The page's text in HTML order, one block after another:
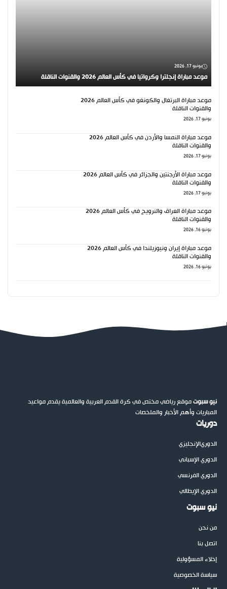
يونيو 17, 2026
موعد مباراة إنجلترا وكرواتيا في كأس العالم 2026 والقنوات الناقلة
موعد مباراة البرتغال والكونغو في كأس العالم 2026
والقنوات الناقلة
يونيو 17, 2026
موعد مباراة النمسا والأردن في كأس العالم 2026
والقنوات الناقلة
يونيو 17, 2026
موعد مباراة الأرجنتين والجزائر في كأس العالم 2026
والقنوات الناقلة
يونيو 17, 2026
موعد مباراة العراق والنرويج في كأس العالم 2026
والقنوات الناقلة
يونيو 16, 2026
موعد مباراة إيران ونيوزيلندا في كأس العالم 2026
والقنوات الناقلة
يونيو 16, 2026
نيو سبوتموقع رياضي مختص في كرة القدم العربية والعالمية يقدم مواعيد
المباريات وأهم الأخبار والملخصات
دوريات
الدوريالإنجليزي
الدوري الإسباني
الدوري الفرنسي
الدوري الإيطالي
نيو سبوت
من نحن
اتصل بنا
إخلاء المسؤولية
سياسة الخصوصية